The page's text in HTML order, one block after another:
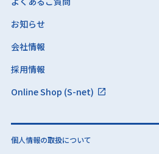
お知らせ
会社情報
採用情報
Online Shop (S-net)
個人情報の取扱について